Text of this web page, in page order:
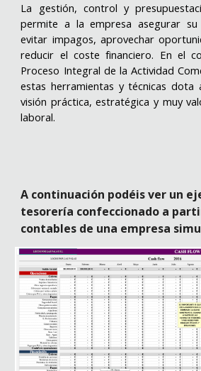
La gestión, control y
permite a la empresa asegurar su
evitar impagos, aprovechar
reducir el coste financiero. En el
Proceso Integral de la Actividad
estas herramientas y técnicas dota
visión práctica, estratégica y muy
laboral.
A continuación podéis ver un
tesorería confeccionado a
contables de una empresa